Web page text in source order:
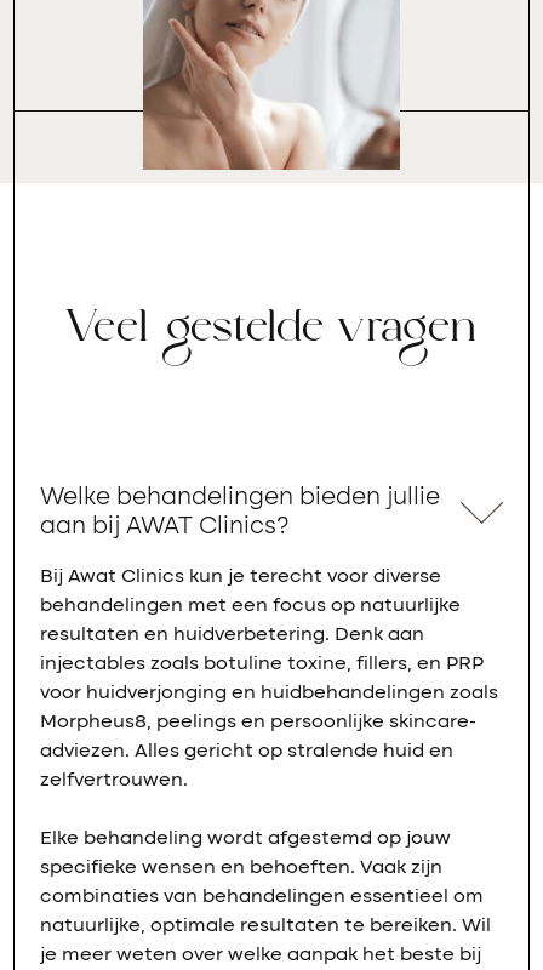
Veel gestelde vragen
Welke behandelingen bieden jullie
aan bij AWAT Clinics?
Bij Awat Clinics kun je terecht voor diverse
behandelingen met een focus op natuurlijke
resultaten en huidverbetering. Denk aan
injectables zoals botuline toxine, fillers, en PRP
voor huidverjonging en huidbehandelingen zoals
Morpheus8, peelings en persoonlijke skincare-
adviezen. Alles gericht op stralende huid en
zelfvertrouwen.
Elke behandeling wordt afgestemd op jouw
specifieke wensen en behoeften. Vaak zijn
combinaties van behandelingen essentieel om
natuurlijke, optimale resultaten te bereiken. Wil
je meer weten over welke aanpak het beste bij